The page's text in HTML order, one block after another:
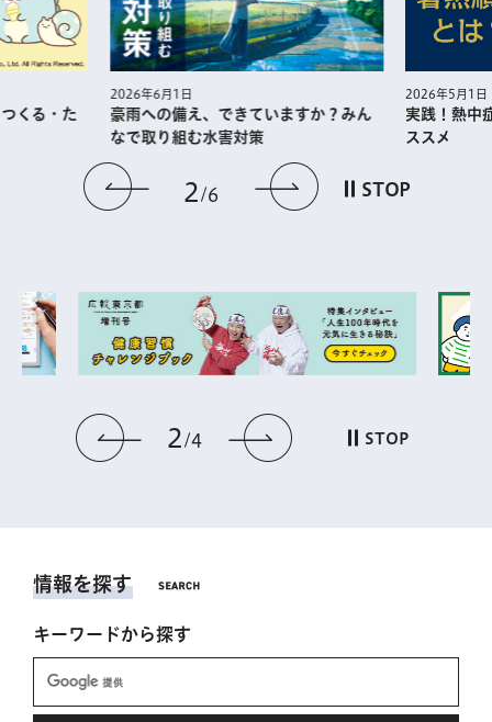
前のスライドを表示
2 6 次のスライドを
STOP
くる・た
2026年6月1日
豪雨への備え、できていますか？みん
なで取り組む水害対策
2026年5月1日
実践！熱中
ススメ
前のスライドを表示
2 4 次のスライドを表
STOP
情報を探す
キーワードから探す